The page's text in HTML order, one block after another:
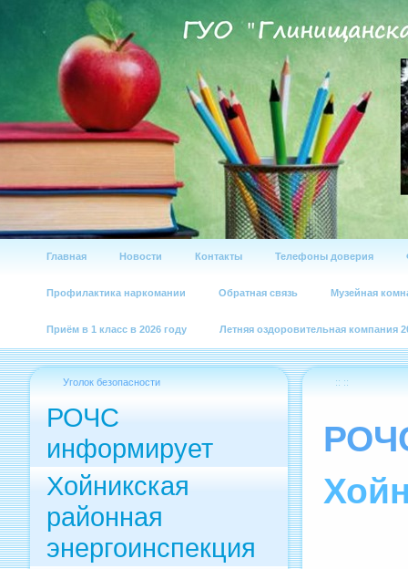
Главная Новости Контакты Телефоны доверия
Профилактика наркомании Обратная связь Музейная
Приём в 1 класс в 2026 году Летняя оздоровительная компания
Уголок безопасности
РОЧС
информирует
Хойникская
районная
энергоинспекция
:: ::